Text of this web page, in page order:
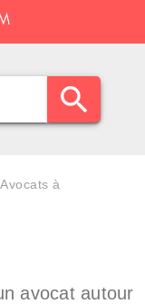
Avocats à
avocat autour